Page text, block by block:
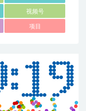
视频号
项目